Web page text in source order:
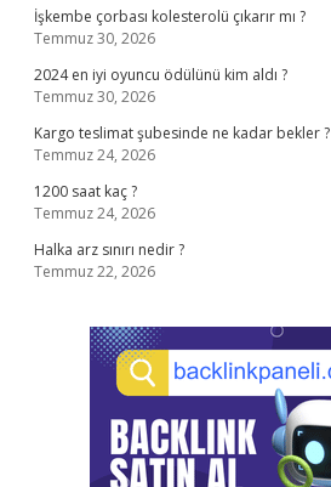
İşkembe çorbası kolesterolü çıkarır mı ?
Temmuz 30, 2026
2024 en iyi oyuncu ödülünü kim aldı ?
Temmuz 30, 2026
Kargo teslimat şubesinde ne kadar bekler ?
Temmuz 24, 2026
1200 saat kaç ?
Temmuz 24, 2026
Halka arz sınırı nedir ?
Temmuz 22, 2026